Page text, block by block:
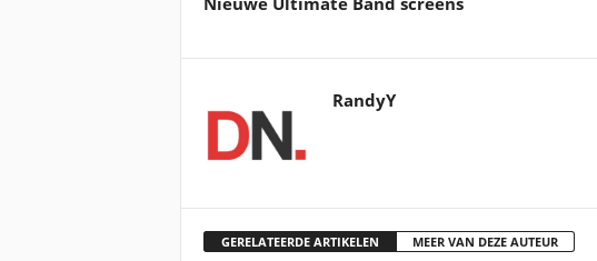
RandyY
GERELATEERDE ARTIKELEN MEER VAN DEZE AUTEUR